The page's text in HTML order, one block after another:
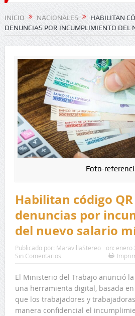
Nacionales 2026
INICIO NACIONALES
HABILITAN
DENUNCIAS POR INCUMPLIMIENTO DEL
Foto-
Habilitan código
denuncias por
del nuevo salario
Publicado por: MaravillaStereo on: enero
Sin Comentarios
El Ministerio del Trabajo anunció
una herramienta digital, basada
que los trabajadores y
manera confidencial el